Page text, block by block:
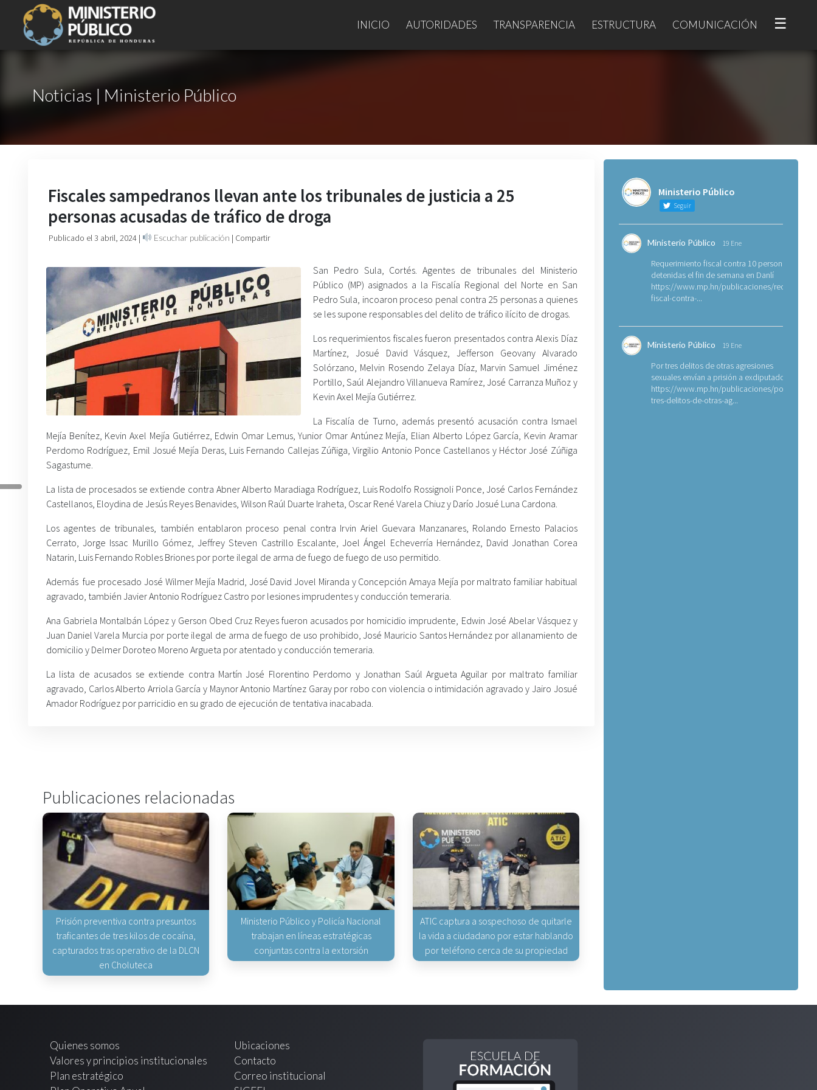
INICIO AUTORIDADES TRANSPARENCIA ESTRUCTURA COMUNICACIÓN ☰
Noticias | Ministerio Público
Fiscales sampedranos llevan ante los tribunales de justicia a 25
personas acusadas de tráfico de droga
Publicado el 3 abril, 2024 | Escuchar publicación | Compartir
San Pedro Sula, Cortés. Agentes de tribunales del Ministerio
Público (MP) asignados a la Fiscalía Regional del Norte en San
Pedro Sula, incoaron proceso penal contra 25 personas a quienes
se les supone responsables del delito de tráfico ilícito de drogas.
Los requerimientos fiscales fueron presentados contra Alexis Díaz
Martínez, Josué David Vásquez, Jefferson Geovany Alvarado
Solórzano, Melvin Rosendo Zelaya Díaz, Marvin Samuel Jiménez
Portillo, Saúl Alejandro Villanueva Ramírez, José Carranza Muñoz y
Kevin Axel Mejía Gutiérrez.
La Fiscalía de Turno, además presentó acusación contra Ismael
Mejía Benítez, Kevin Axel Mejía Gutiérrez, Edwin Omar Lemus, Yunior Omar Antúnez Mejía, Elian Alberto López García, Kevin Aramar
Perdomo Rodríguez, Emil Josué Mejía Deras, Luis Fernando Callejas Zúñiga, Virgilio Antonio Ponce Castellanos y Héctor José Zúñiga
Sagastume.
La lista de procesados se extiende contra Abner Alberto Maradiaga Rodríguez, Luis Rodolfo Rossignoli Ponce, José Carlos Fernández
Castellanos, Eloydina de Jesús Reyes Benavides, Wilson Raúl Duarte Iraheta, Oscar René Varela Chiuz y Darío Josué Luna Cardona.
Los agentes de tribunales, también entablaron proceso penal contra Irvin Ariel Guevara Manzanares, Rolando Ernesto Palacios
Cerrato, Jorge Issac Murillo Gómez, Jeffrey Steven Castrillo Escalante, Joel Ángel Echeverría Hernández, David Jonathan Corea
Natarin, Luis Fernando Robles Briones por porte ilegal de arma de fuego de fuego de uso permitido.
Además fue procesado José Wilmer Mejía Madrid, José David Jovel Miranda y Concepción Amaya Mejía por maltrato familiar habitual
agravado, también Javier Antonio Rodríguez Castro por lesiones imprudentes y conducción temeraria.
Ana Gabriela Montalbán López y Gerson Obed Cruz Reyes fueron acusados por homicidio imprudente, Edwin José Abelar Vásquez y
Juan Daniel Varela Murcia por porte ilegal de arma de fuego de uso prohibido, José Mauricio Santos Hernández por allanamiento de
domicilio y Delmer Doroteo Moreno Argueta por atentado y conducción temeraria.
La lista de acusados se extiende contra Martín José Florentino Perdomo y Jonathan Saúl Argueta Aguilar por maltrato familiar
agravado, Carlos Alberto Arriola García y Maynor Antonio Martínez Garay por robo con violencia o intimidación agravado y Jairo Josué
Amador Rodríguez por parricidio en su grado de ejecución de tentativa inacabada.
Publicaciones relacionadas
Prisión preventiva contra presuntos
traficantes de tres kilos de cocaína,
capturados tras operativo de la DLCN
en Choluteca
Ministerio Público y Policía Nacional
trabajan en líneas estratégicas
conjuntas contra la extorsión
ATIC captura a sospechoso de quitarle
la vida a ciudadano por estar hablando
por teléfono cerca de su propiedad
Ministerio Público
Seguir
Ministerio Público 19 Ene
Requerimiento fiscal contra 10 personas
detenidas el fin de semana en Danlí
https://www.mp.hn/publicaciones/
fiscal-contra-...
Ministerio Público 19 Ene
Por tres delitos de otras agresiones
sexuales envían a prisión a exdiputado
https://www.mp.hn/publicaciones/por-
tres-delitos-de-otras-ag...
Quienes somos
Valores y principios institucionales
Plan estratégico
Ubicaciones
Contacto
Correo institucional